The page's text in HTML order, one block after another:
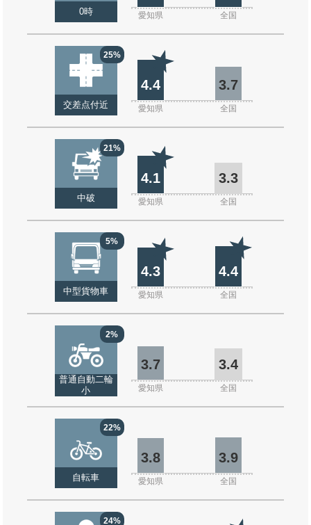
0時 愛知県 全国
25%
交差点付近
4.4 3.7
愛知県 全国
21%
中破
4.1 3.3
愛知県 全国
5%
中型貨物車
4.3 4.4
愛知県 全国
2%
普通自動二輪
小
3.7 3.4
愛知県 全国
22%
自転車
3.8 3.9
愛知県 全国
24%